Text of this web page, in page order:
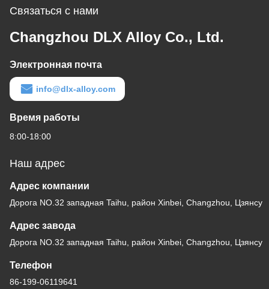
Связаться с нами
Changzhou DLX Alloy Co., Ltd.
Электронная почта
info@dlx-alloy.com
Время работы
8:00-18:00
Наш адрес
Адрес компании
Дорога NO.32 западная Taihu, район Xinbei, Changzhou, Цзянсу
Адрес завода
Дорога NO.32 западная Taihu, район Xinbei, Changzhou, Цзянсу
Телефон
86-199-06119641